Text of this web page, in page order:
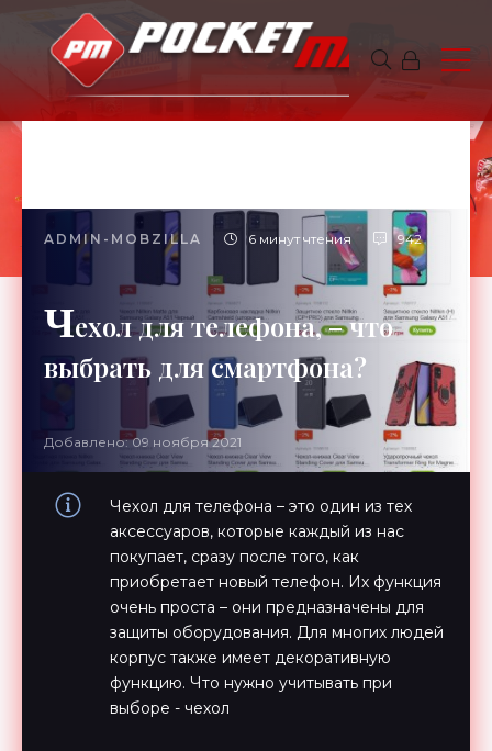
ADMIN-MOBZILLA 6 минут чтения 942
Чехол для телефона, – что
выбрать для смартфона?
Добавлено: 09 ноября 2021
Чехол для телефона – это один из тех
аксессуаров, которые каждый из нас
покупает, сразу после того, как
приобретает новый телефон. Их функция
очень проста – они предназначены для
защиты оборудования. Для многих людей
корпус также имеет декоративную
функцию. Что нужно учитывать при
выборе - чехол